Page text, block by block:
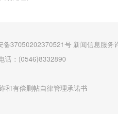
备37050202370521号 新闻信息服务
话：(0546)8332890
和有偿删帖自律管理承诺书